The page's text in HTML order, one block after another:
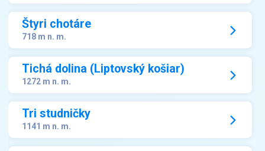
Štyri chotáre
718 m n. m.
Tichá dolina (Liptovský košiar)
1272 m n. m.
Tri studničky
1141 m n. m.